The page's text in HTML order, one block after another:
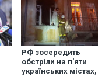
РФ зосередить
обстріли на п'яти
українських містах,